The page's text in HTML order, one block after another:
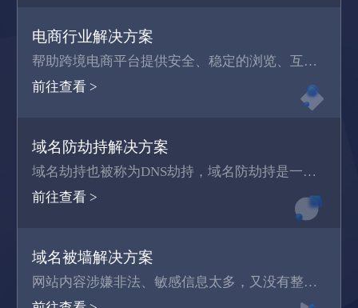
电商行业解决方案
帮助跨境电商平台提供安全、稳定的浏览、互动与交易环境，提升跨境用户访问体验，从而提高海外用户粘性和复购率，加速海外业务拓展
前往查看 >
域名防劫持解决方案
域名劫持也被称为DNS劫持，域名防劫持是一种通过加强安全防护、及时发现和应对攻击等措施，确保网站的正常运行和用户数据的安全而采取的一系列措施。
前往查看 >
域名被墙解决方案
网站内容涉嫌非法、敏感信息太多，又没有整改、删除这些违规内容，导致被GFW（中国国家互联网防火墙）拦截，国内用户无法直接访问该网站，但国外用户可以正常访问